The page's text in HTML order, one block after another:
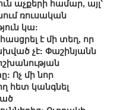
աչքերի համար, այլ՝
ռուսական
կա:
է մի տեղ, որ
չէ: Փաշինյանն
Ոչ մի նոր
հետ կանգնել